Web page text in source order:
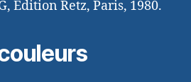
Edition Retz, Paris, 1980.